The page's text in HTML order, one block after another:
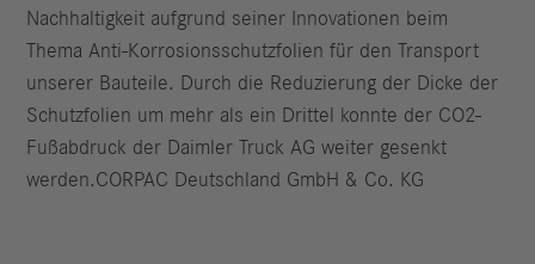
Nachhaltigkeit aufgrund seiner Innovationen beim
Thema Anti-Korrosionsschutzfolien für den Transport
unserer Bauteile. Durch die Reduzierung der Dicke der
Schutzfolien um mehr als ein Drittel konnte der CO2-
Fußabdruck der Daimler Truck AG weiter gesenkt
werden.CORPAC Deutschland GmbH & Co. KG